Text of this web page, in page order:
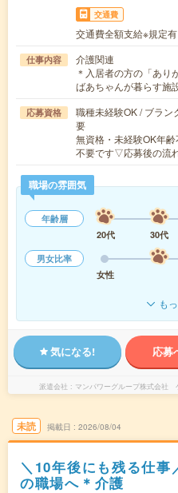
交通費
交通費全額支給※規定有
仕事内容
介護関連
＊入居者の方の「あり
ばあちゃんが暮らす施
応募資格
職種未経験OK / ブラン
要
無資格・未経験OK年
不要です▽応募後の流
職場の雰囲気
年齢層
20代
30代
男女比率
女性
も
気になる! 応募
派遣会社 マンパワーグループ株式会社
未読 掲載日 2026/08/04
＼10年後にも残る仕事
の職場へ＊介護